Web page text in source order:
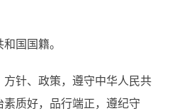
国国籍。
方针、政策，遵守中华人民共
质好，品行端正，遵纪守